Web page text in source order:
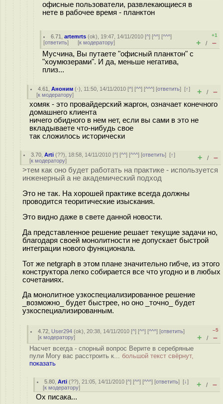
офисные пользователи, развлекающиеся в
нете в рабочее время - планктон
6.71 ,artemrts (ok), 19:47, 14/11/2010 [^] [^^] [^^^]
[ответить] [к модератору]
+1
+ / –
Мусчина, Вы путаете "офисный планктон" с
"хоумюзерами". И да, меньше негатива,
плиз...
4.61 ,Аноним (-), 11:50, 14/11/2010 [^] [^^] [^^^] [ответить][↑]
[к модератору] + / –
хомяк - это провайдерский жаргон, означает конечного
домашнего клиента
ничего обидного в нем нет, если вы сами в это не
вкладываете что-нибудь свое
так сложилось исторически
3.70 ,Arti (??), 18:58, 14/11/2010 [^] [^^] [^^^] [ответить][↑]
[к модератору] + / –
>тем как оно будет работать на практике - используется
инженерный а не академический подход
Это не так. На хорошей практике всегда должны
проводится теоритические изыскания.
Это видно даже в свете данной новости.
Да представленное решение решает текущие задачи но,
благодаря своей монолитности не допускает быстрой
интеграции нового функционала.
Тот же netgraph в этом плане значительно гибче, из этого
конструктора легко собирается все что угодно и в любых
сочетаниях.
Да монолитное узкоспециализированное решение
_возможно_ будет быстрее, но оно _точно_ будет
узкоспециализированным.
4.72 User294 (ok), 20:38, 14/11/2010 [^] [^^] [^^^] [ответить]
[к модератору]
–5
+ / –
Насчет всегда - спорный вопрос Верите в серебряные
пули Могу вас расстроить к... большой текст свёрнут,
показать
5.80 ,Arti (??), 21:05, 14/11/2010 [^] [^^] [^^^] [ответить][↓]
[к модератору] + / –
Ох писака...